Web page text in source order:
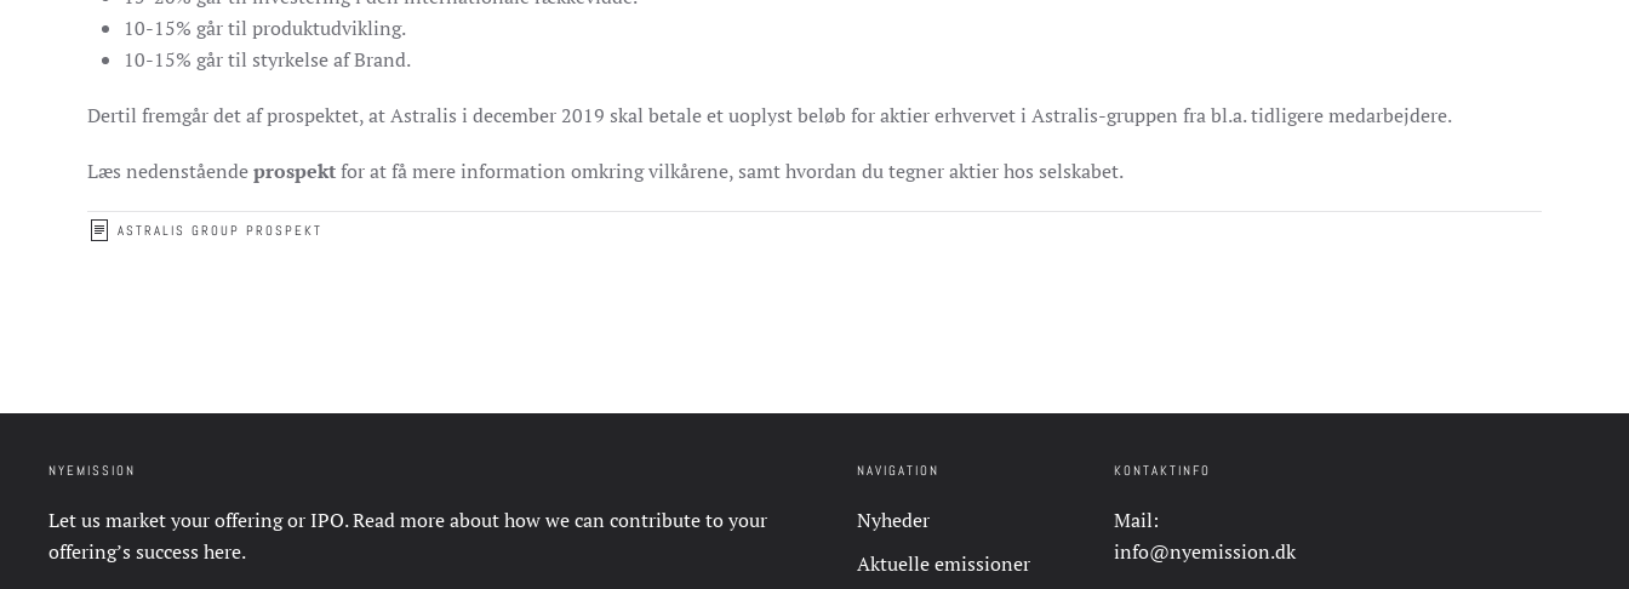
10-15% går til produktudvikling.
10-15% går til styrkelse af Brand.
Dertil fremgår det af prospektet, at Astralis i december 2019 skal betale et uoplyst beløb for aktier erhvervet i Astralis-gruppen fra bl.a. tidligere medarbejdere.
Læs nedenståendeprospektfor at få mere information omkring vilkårene, samt hvordan du tegner aktier hos selskabet.
ASTRALIS GROUP PROSPEKT
NYEMISSION
Let us market your offering or IPO. Read more about how we can contribute to your
offering’s success here.
NAVIGATION
Nyheder
Aktuelle emissioner
KONTAKTINFO
Mail:
info@nyemission.dk